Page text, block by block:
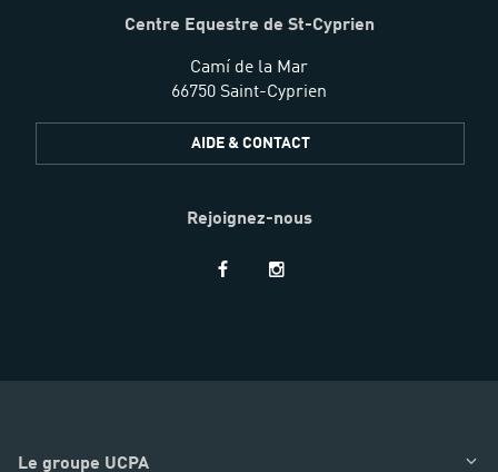
Centre Equestre de St-Cyprien
Camí de la Mar
66750 Saint-Cyprien
AIDE & CONTACT
Rejoignez-nous
Le groupe UCPA